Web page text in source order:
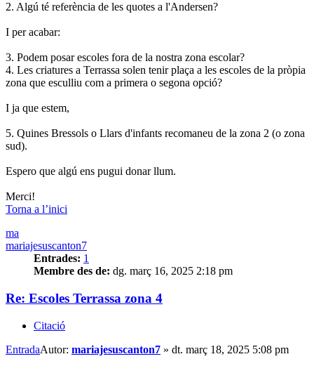
2. Algú té referència de les quotes a l'Andersen?
I per acabar:
3. Podem posar escoles fora de la nostra zona escolar?
4. Les criatures a Terrassa solen tenir plaça a les escoles de la pròpia
zona que esculliu com a primera o segona opció?
I ja que estem,
5. Quines Bressols o Llars d'infants recomaneu de la zona 2 (o zona
sud).
Espero que algú ens pugui donar llum.
Merci!
Torna a l’inici
ma
mariajesuscanton7
Entrades: 1
Membre des de: dg. març 16, 2025 2:18 pm
Re: Escoles Terrassa zona 4
Citació
EntradaAutor: mariajesuscanton7 » dt. març 18, 2025 5:08 pm